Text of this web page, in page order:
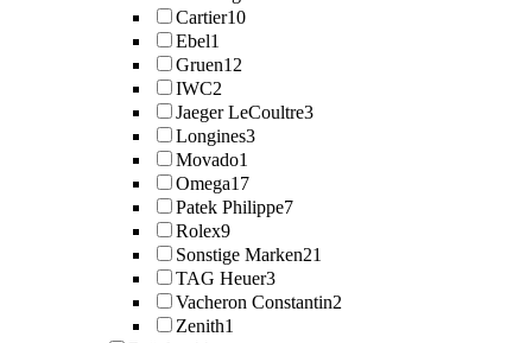
Cartier10
Ebel1
Gruen12
IWC2
Jaeger LeCoultre3
Longines3
Movado1
Omega17
Patek Philippe7
Rolex9
Sonstige Marken21
TAG Heuer3
Vacheron Constantin2
Zenith1